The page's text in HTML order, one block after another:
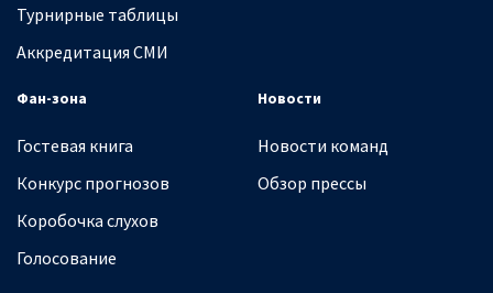
Турнирные таблицы
Аккредитация СМИ
Фан-зона
Гостевая книга
Конкурс прогнозов
Коробочка слухов
Голосование
Новости
Новости команд
Обзор прессы